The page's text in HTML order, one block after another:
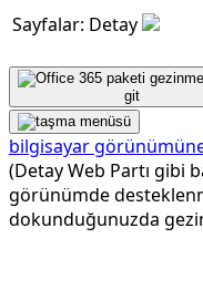
Sayfalar: Detay
git
bilgisayar
(Detay Web Partı gibi
görünümde
dokunduğunuzda